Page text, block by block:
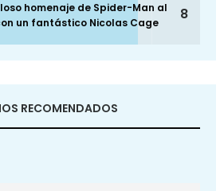
homenaje de Spider-Man al
un fantástico Nicolas Cage
8
RECOMENDADOS